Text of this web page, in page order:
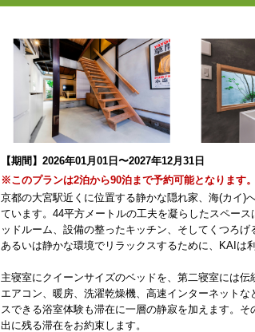
【期間】2026年01月01日〜2027年12月31日
※このプランは2泊から90泊まで予約可能となります。
京都の大宮駅近くに位置する静かな隠れ家、海(カイ)
ています。44平方メートルの工夫を凝らしたスペー
ッドルーム、設備の整ったキッチン、そしてくつろ
あるいは静かな環境でリラックスするために、KAIは
主寝室にクイーンサイズのベッドを、第二寝室には
エアコン、暖房、洗濯乾燥機、高速インターネット
スできる浴室体験も滞在に一層の静寂を加えます。
出に残る滞在をお約束します。